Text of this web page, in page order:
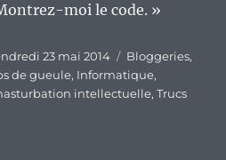
moi le code. »
23 mai 2014 Catégories
Bloggeries,
de gueule, Informatique,
intellectuelle,Trucs